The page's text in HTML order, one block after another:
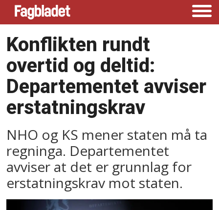
Konflikten rundt
overtid og deltid:
Departementet avviser
erstatningskrav
NHO og KS mener staten må ta
regninga. Departementet
avviser at det er grunnlag for
erstatningskrav mot staten.